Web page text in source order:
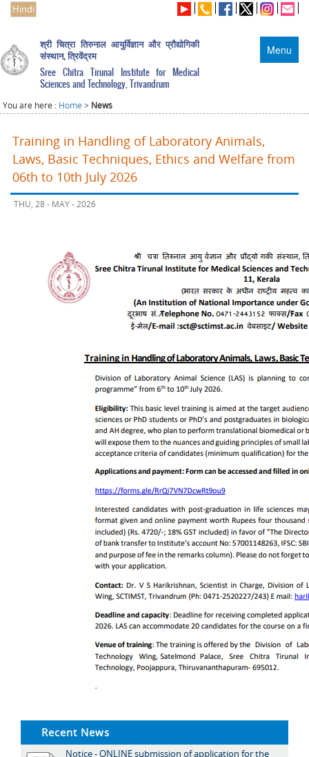
Hindi
Menu
श्री चित्रा तिरुनाल आयुर्विज्ञान और प्रौद्योगिकी
संस्थान, त्रिवेंद्रम
Sree Chitra Tirunal Institute for Medical
Sciences and Technology, Trivandrum
You are here : Home > News
Training in Handling of Laboratory Animals,
Laws, Basic Techniques, Ethics and Welfare from
06th to 10th July 2026
THU, 28 - MAY - 2026
Recent News
Notice - ONLINE submission of application for the